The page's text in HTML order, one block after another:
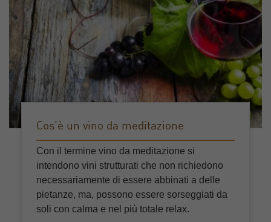
Cos’è un vino da meditazione
Con il termine vino da meditazione si
intendono vini strutturati che non richiedono
necessariamente di essere abbinati a delle
pietanze, ma, possono essere sorseggiati da
soli con calma e nel più totale relax.